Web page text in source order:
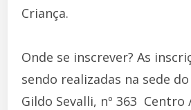
Criança.
Onde se inscrever? As
sendo realizadas na sede do
Gildo Sevalli, nº 363 